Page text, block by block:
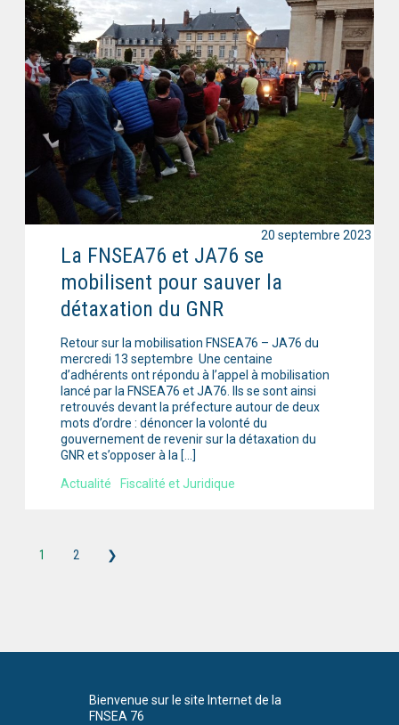
La FNSEA76 et JA76 se
mobilisent pour sauver la
détaxation du GNR
Retour sur la mobilisation FNSEA76 – JA76 du
mercredi 13 septembre Une centaine
d’adhérents ont répondu à l’appel à mobilisation
lancé par la FNSEA76 et JA76. Ils se sont ainsi
retrouvés devant la préfecture autour de deux
mots d’ordre : dénoncer la volonté du
gouvernement de revenir sur la détaxation du
GNR et s’opposer à la […]
Actualité
Fiscalité et Juridique
20 septembre 2023
1 2 ❯
Bienvenue sur le site Internet de la
FNSEA 76